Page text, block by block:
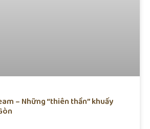
– Những “thiên thần” khuấy